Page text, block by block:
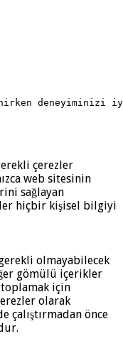
deneyiminizi
çerezler
web sitesinin
sağlayan
hiçbir kişisel bilgiyi
olmayabilecek
gömülü içerikler
toplamak için
olarak
çalıştırmadan önce